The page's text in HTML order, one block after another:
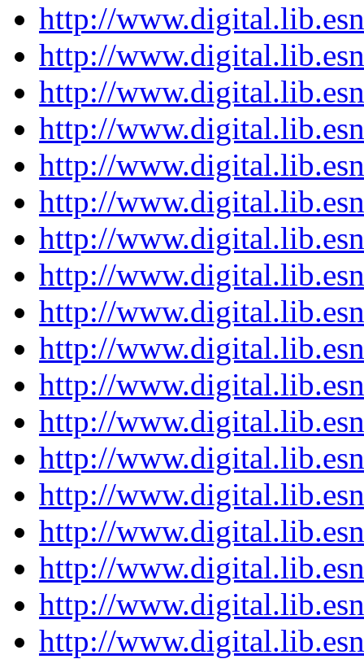
http://
http://
http://
http://
http://
http://
http://
http://
http://
http://
http://
http://
http://
http://
http://
http://
http://
http://